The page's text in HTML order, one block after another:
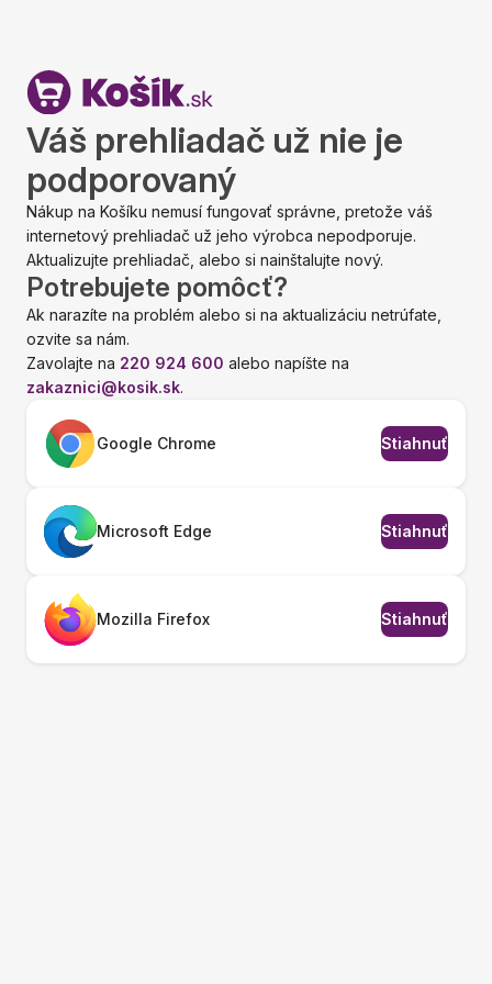
Váš prehliadač už nie je
podporovaný
Nákup na Košíku nemusí fungovať správne, pretože váš
internetový prehliadač už jeho výrobca nepodporuje.
Aktualizujte prehliadač, alebo si nainštalujte nový.
Potrebujete pomôcť?
Ak narazíte na problém alebo si na aktualizáciu netrúfate,
ozvite sa nám.
Zavolajte na 220 924 600 alebo napíšte na
zakaznici@kosik.sk.
Google Chrome Stiahnuť
Microsoft Edge Stiahnuť
Mozilla Firefox Stiahnuť